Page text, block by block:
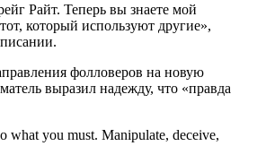
Райт. Теперь вы знаете мой
который используют другие»,
фолловеров на новую
выразил надежду, что «правда
what you must. Manipulate, deceive,